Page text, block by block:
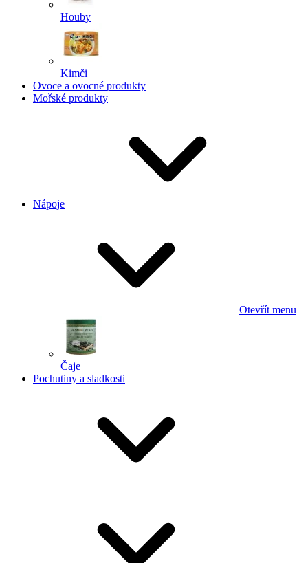
Houby
Kimči
Ovoce a ovocné produkty
Mořské produkty
Nápoje
Otevřít menu
Čaje
Pochutiny a sladkosti